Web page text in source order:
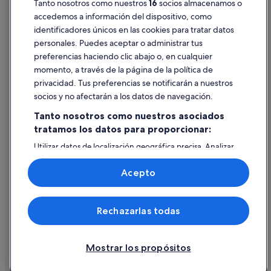
Pautas sobre el contenido y cómo denunciar contenido
Ayuda
Cancelar un vuelo
Cancelar una reserva de hotel o de un alquiler vacacional
Utilizar un cupón de Expedia
Documentos para viajes internacionales
© 2026 Expedia, Inc., una empresa de Expedia Group. Todos los
derechos reservados. Expedia y el logotipo de Expedia son marcas
comerciales o marcas comerciales registradas de Expedia, Inc.
Tanto nosotros como nuestros16 socios almacenamos o
accedemos a información del dispositivo, como
identificadores únicos en las cookies para tratar datos
personales. Puedes aceptar o administrar tus
preferencias haciendo clic abajo o, en cualquier
momento, a través de la página de la política de
privacidad. Tus preferencias se notificarán a nuestros
socios y no afectarán a los datos de navegación.
Tanto nosotros como nuestros asociados
tratamos los datos para proporcionar:
Utilizar datos de localización geográfica precisa. Analizar
activamente las características del dispositivo para su
identificación. Almacenar la información en un dispositivo
y/o acceder a ella. Publicidad y contenido personalizados,
medición de publicidad y contenido, investigación de
audiencia y desarrollo de servicios.
Lista de asociados (proveedores)
Mostrar los propósitos
Rechazarlas todas
Acepto